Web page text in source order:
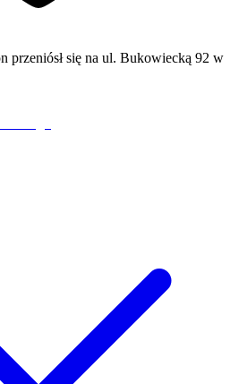
przeniósł się na ul. Bukowiecką 92 w